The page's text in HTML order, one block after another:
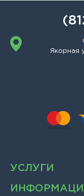
Якорная
УСЛУГИ